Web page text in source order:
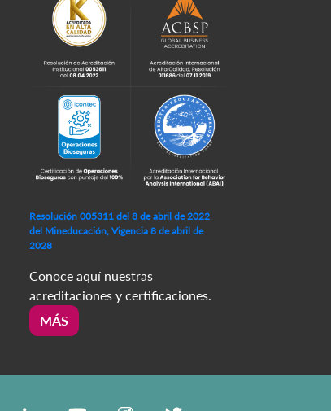
Resolución 005311 del 8 de abril de 2022
del Mineducación, Vigencia 8 de abril de
2028
Conoce aquí nuestras
acreditaciones y certificaciones.
MÁS